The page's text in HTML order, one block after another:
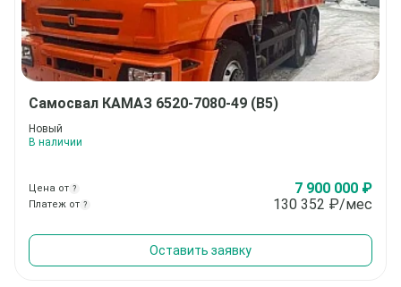
Самосвал КАМАЗ 6520-7080-49 (В5)
Новый
В наличии
Цена от ? 7 900 000 ₽
Платеж от ? 130 352 ₽/мес
Оставить заявку